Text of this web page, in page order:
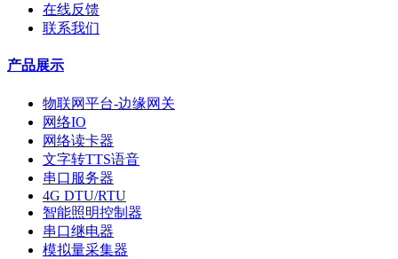
在线反馈
联系我们
产品展示
物联网平台-边缘网关
网络IO
网络读卡器
文字转TTS语音
串口服务器
4G DTU/RTU
智能照明控制器
串口继电器
模拟量采集器